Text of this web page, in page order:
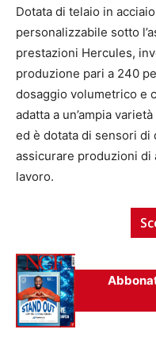
Dotata di telaio in
personalizzabile sotto
prestazioni Hercules,
produzione pari a 240
dosaggio volumetrico e
adatta a un’ampia
ed è dotata di sensori
assicurare produzioni di
lavoro.